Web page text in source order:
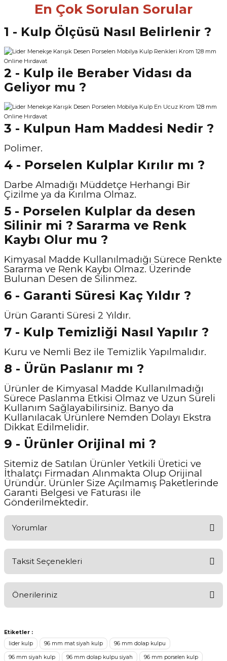
En Çok Sorulan Sorular
1 - Kulp Ölçüsü Nasıl Belirlenir ?
2 - Kulp ile Beraber Vidası da
Geliyor mu ?
3 - Kulpun Ham Maddesi Nedir ?
Polimer.
4 - Porselen Kulplar Kırılır mı ?
Darbe Almadığı Müddetçe Herhangi Bir
Çizilme ya da Kırılma Olmaz.
5 - Porselen Kulplar da desen
Silinir mi ? Sararma ve Renk
Kaybı Olur mu ?
Kimyasal Madde Kullanılmadığı Sürece Renkte
Sararma ve Renk Kaybı Olmaz. Üzerinde
Bulunan Desen de Silinmez.
6 - Garanti Süresi Kaç Yıldır ?
Ürün Garanti Süresi 2 Yıldır.
7 - Kulp Temizliği Nasıl Yapılır ?
Kuru ve Nemli Bez ile Temizlik Yapılmalıdır.
8 - Ürün Paslanır mı ?
Ürünler de Kimyasal Madde Kullanılmadığı
Sürece Paslanma Etkisi Olmaz ve Uzun Süreli
Kullanım Sağlayabilirsiniz. Banyo da
Kullanılacak Ürünlere Nemden Dolayı Ekstra
Dikkat Edilmelidir.
9 - Ürünler Orijinal mi ?
Sitemiz de Satılan Ürünler Yetkili Üretici ve
İthalatçı Firmadan Alınmakta Olup Orijinal
Üründür. Ürünler Size Açılmamış Paketlerinde
Garanti Belgesi ve Faturası ile
Gönderilmektedir.
Yorumlar
Ürünü Değerlendir
Taksit Seçenekleri
Önerileriniz
konularda yetersiz gördüğünüz noktaları öneri formunu kullanarak
tarafımıza iletebilirsiniz.
Görüş ve önerileriniz için teşekkür ederiz.
Etiketler :
lider kulp
96 mm mat siyah kulp 96 mm dolap kulpu
96 mm siyah kulp 96 mm dolap kulpu siyah 96 mm porselen kulp